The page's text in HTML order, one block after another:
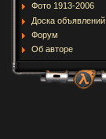
Фото 1913-2006
Доска объявлений
Форум
Об авторе